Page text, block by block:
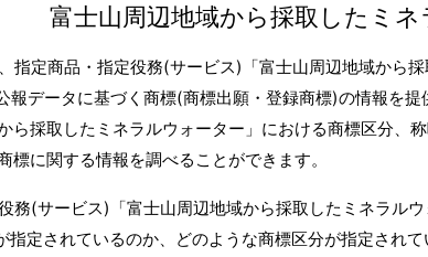
富士山周辺地域から採取したミ
指定商品・指定役務(サービス)「富士山周辺地域から
報データに基づく商標(商標出願・登録商標)の情報を
ら採取したミネラルウォーター」における商標区分、
標に関する情報を調べることができます。
務(サービス)「富士山周辺地域から採取したミネラル
指定されているのか、どのような商標区分が指定され